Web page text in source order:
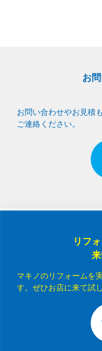
お
お問い合わせやお見積
ご連絡ください。
リフ
マキノのリフォームを
す。ぜひお店に来て試